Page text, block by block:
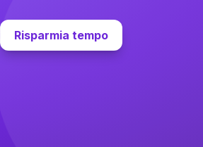
Risparmia tempo